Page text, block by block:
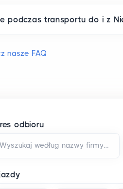
podczas transportu do i z
nasze FAQ
odbioru
Wyszukaj według nazwy firmy i/lub adresu*